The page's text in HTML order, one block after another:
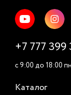
+7 777 399
c 9:00 до 18:00
Каталог